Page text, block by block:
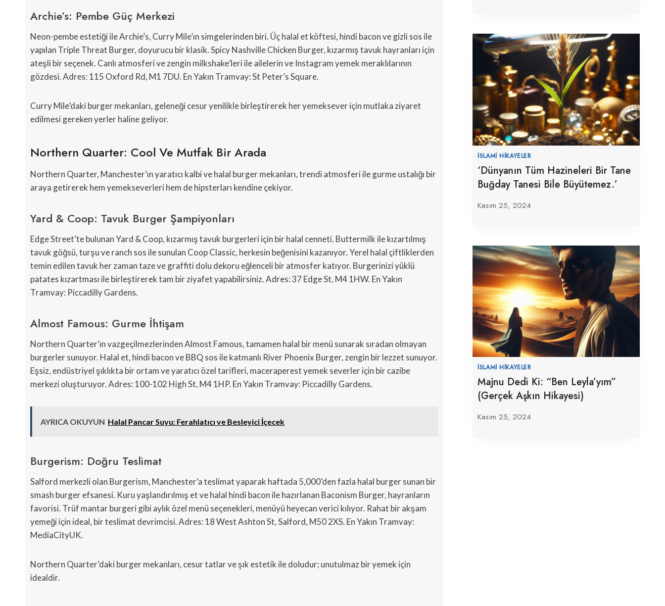
Archie’s: Pembe Güç Merkezi
Neon-pembe estetiği ile Archie’s, Curry Mile’ın simgelerinden biri. Üç halal et köftesi, hindi bacon ve gizli sos ile
yapılan Triple Threat Burger, doyurucu bir klasik. Spicy Nashville Chicken Burger, kızarmış tavuk hayranları için
ateşli bir seçenek. Canlı atmosferi ve zengin milkshake’leri ile ailelerin ve Instagram yemek meraklılarının
gözdesi. Adres: 115 Oxford Rd, M1 7DU. En Yakın Tramvay: St Peter’s Square.
Curry Mile’daki burger mekanları, geleneği cesur yenilikle birleştirerek her yemeksever için mutlaka ziyaret
edilmesi gereken yerler haline geliyor.
Northern Quarter: Cool Ve Mutfak Bir Arada
Northern Quarter, Manchester’ın yaratıcı kalbi ve halal burger mekanları, trendi atmosferi ile gurme ustalığı bir
araya getirerek hem yemekseverleri hem de hipsterları kendine çekiyor.
Yard & Coop: Tavuk Burger Şampiyonları
Edge Street’te bulunan Yard & Coop, kızarmış tavuk burgerleri için bir halal cenneti. Buttermilk ile kızartılmış
tavuk göğsü, turşu ve ranch sos ile sunulan Coop Classic, herkesin beğenisini kazanıyor. Yerel halal çiftliklerden
temin edilen tavuk her zaman taze ve graffiti dolu dekoru eğlenceli bir atmosfer katıyor. Burgerinizi yüklü
patates kızartması ile birleştirerek tam bir ziyafet yapabilirsiniz. Adres: 37 Edge St, M4 1HW. En Yakın
Tramvay: Piccadilly Gardens.
Almost Famous: Gurme İhtişam
Northern Quarter’ın vazgeçilmezlerinden Almost Famous, tamamen halal bir menü sunarak sıradan olmayan
burgerler sunuyor. Halal et, hindi bacon ve BBQ sos ile katmanlı River Phoenix Burger, zengin bir lezzet sunuyor.
Eşsiz, endüstriyel şıklıkta bir ortam ve yaratıcı özel tarifleri, maceraperest yemek severler için bir cazibe
merkezi oluşturuyor. Adres: 100-102 High St, M4 1HP. En Yakın Tramvay: Piccadilly Gardens.
AYRICA OKUYUN Halal Pancar Suyu: Ferahlatıcı ve Besleyici İçecek
Burgerism: Doğru Teslimat
Salford merkezli olan Burgerism, Manchester’a teslimat yaparak haftada 5,000’den fazla halal burger sunan bir
smash burger efsanesi. Kuru yaşlandırılmış et ve halal hindi bacon ile hazırlanan Baconism Burger, hayranların
favorisi. Trüf mantar burgeri gibi aylık özel menü seçenekleri, menüyü heyecan verici kılıyor. Rahat bir akşam
yemeği için ideal, bir teslimat devrimcisi. Adres: 18 West Ashton St, Salford, M50 2XS. En Yakın Tramvay:
MediaCityUK.
Northern Quarter’daki burger mekanları, cesur tatlar ve şık estetik ile doludur; unutulmaz bir yemek için
idealdir.
İSLAMI HIKAYELER
‘Dünyanın Tüm Hazineleri Bir Tane
Buğday Tanesi Bile Büyütemez.’
Kasım 25, 2024
İSLAMI HIKAYELER
Majnu Dedi Ki: “Ben Leyla’yım”
(Gerçek Aşkın Hikayesi)
Kasım 25, 2024